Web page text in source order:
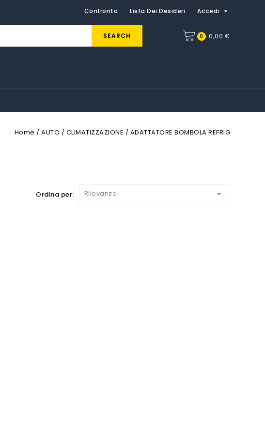
Accedi 
Lista Dei Desideri
Confronta
0 0,00 €
SEARCH
Home AUTO CLIMATIZZAZIONE ADATTATORE BOMBOLA REFRIG
Ordina per: Rilevanza 